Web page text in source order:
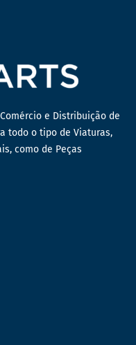
e Distribuição de
todo o tipo de Viaturas,
como de Peças